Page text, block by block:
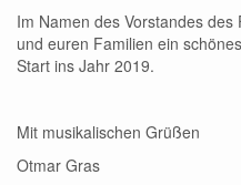
Im Namen des Vorstandes
und euren Familien ein
Start ins Jahr 2019.
Mit musikalischen Grüßen
Otmar Gras